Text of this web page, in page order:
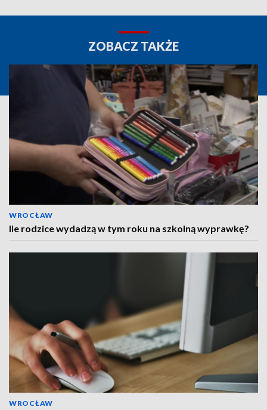
ZOBACZ TAKŻE
WROCŁAW
Ile rodzice wydadzą w tym roku na szkolną wyprawkę?
WROCŁAW